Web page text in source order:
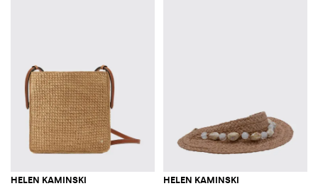
HELEN KAMINSKI HELEN KAMINSKI